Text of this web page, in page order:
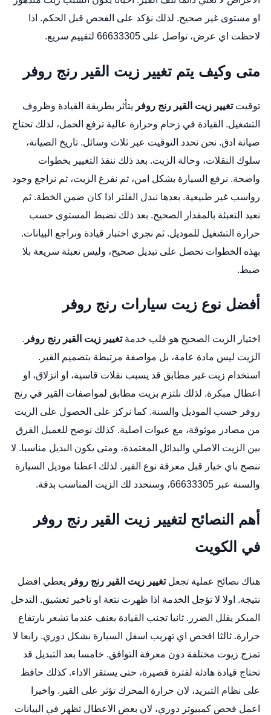
او مستوى غير صحيح. لذلك نؤكد على الفحص قبل الحكم. اذا
لاحظت اي عرض، تواصل على 66633305 لتقييم سريع.
متى وكيف يتم تغيير زيت القير رنج روفر
توقيتتغيير زيت القير رنج روفر يتأثر بطريقة القيادة وظروف
التشغيل. القيادة في زحام وحرارة عالية ترفع الحمل، لذلك تحتاج
صيانة ادق. نحن نحدد التوقيت عبر ثلاث وسائل. تاريخ الصيانة،
سلوك النقلات، وحالة الزيت. بعد ذلك ننفذ التغيير بخطوات
واضحة. نرفع السيارة بشكل امن، ثم نفرغ الزيت، ثم نراجع وجود
رواسب غير طبيعية. بعدها نبدل الفلتر اذا كان ضمن الخطة. ثم
نعيد التعبئة بالمقدار الصحيح. بعد ذلك نضبط المستوى حسب
حرارة التشغيل للموديل. ثم نجري اختبار قيادة ونراجع البيانات.
بهذه الخطوات تحصل على تبديل صحيح، وليس تعبئة سريعة بلا
ضبط.
أفضل نوع زيت سيارات رنج روفر
اختيار الزيت الصحيح هو قلب خدمةتغيير زيت القير رنج روفر .
الزيت ليس مادة عامة، بل مواصفة مرتبطة بتصميم القير.
استخدام زيت غير مطابق قد يسبب نقلات قاسية، او انزلاق، او
اعطال مبكرة. لذلك نلتزم بزيت مطابق لمواصفات القير في رنج
روفر حسب الموديل والسنة. كما نركز على الحصول على الزيت
من مصادر موثوقة، مع عبوات اصلية. كذلك نوضح للعميل الفرق
بين الزيت الاصلي والبدائل المعتمدة، ومتى يكون البديل مناسبا. لا
ننصح باي خيار قبل معرفة نوع القير. لذلك اعطنا موديل السيارة
والسنة عبر 66633305، وسنحدد لك الزيت المناسب بدقة.
أهم النصائح لتغيير زيت القير رنج روفر
في الكويت
هناك نصائح عملية تجعلتغيير زيت القير رنج روفر يعطي افضل
نتيجة. اولا لا تؤجل الخدمة اذا ظهرت نتعة او تاخير تعشيق. التدخل
المبكر يقلل الضرر. ثانيا تجنب القيادة بعنف عندما تشعر بارتفاع
حرارة. ثالثا افحص اي تهريب اسفل السيارة بشكل دوري. رابعا لا
تمزج زيوت مختلفة دون معرفة التوافق. خامسا بعد التبديل قد
تحتاج قيادة هادئة لفترة قصيرة، حتى يستقر الاداء. كذلك حافظ
على نظام التبريد، لان حرارة المحرك تؤثر على القير. واخيرا
اعمل فحص كمبيوتر دوري، لان بعض الاعطال تظهر في البيانات